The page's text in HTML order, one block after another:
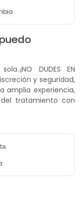
DUDES EN
y seguridad,
amplia experiencia,
tratamiento con